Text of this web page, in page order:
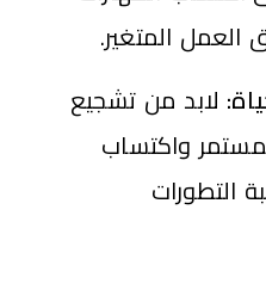
العمل المتغير.
لابد من تشجيع
واكتساب
التطورات